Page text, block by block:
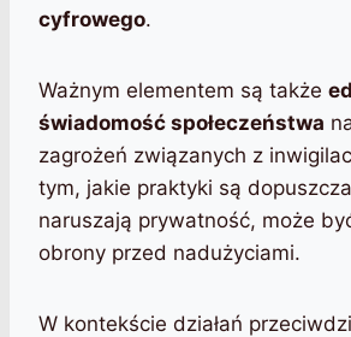
cyfrowego.
Ważnym elementem są także
świadomość społeczeństwa
zagrożeń związanych z
tym, jakie praktyki są
naruszają prywatność, może
obrony przed nadużyciami.
W kontekście działań